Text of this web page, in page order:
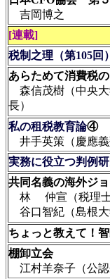
吉岡博之
[連載]
税制之理 （第105回 ）
あらためて消費税
森信茂樹（中央大
長）
私の租税教育論④
井手英策（慶應義
実務に役立つ判例研
共同名義の海外ジ
林 仲宣（税理士
谷口智紀（島根大
ちょ っと教えて！
棚卸立会
江村羊奈子（公認